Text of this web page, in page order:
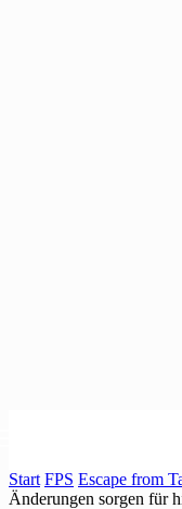
Start FPS Escape from
Änderungen sorgen für